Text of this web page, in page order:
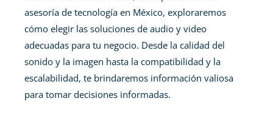
asesoría de tecnología en México, exploraremos
cómo elegir las soluciones de audio y video
adecuadas para tu negocio. Desde la calidad del
sonido y la imagen hasta la compatibilidad y la
escalabilidad, te brindaremos información valiosa
para tomar decisiones informadas.